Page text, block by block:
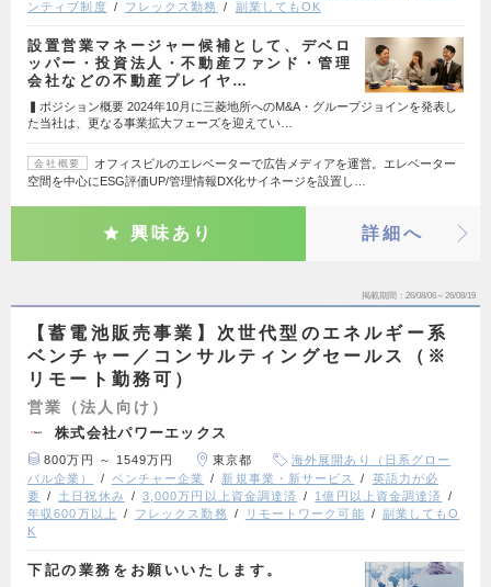
ンティブ制度
フレックス勤務 副業してもOK
設置営業マネージャー候補として、デベロ
ッパー・投資法人・不動産ファンド・管理
会社などの不動産プレイヤ…
▍ポジション概要 2024年10月に三菱地所へのM&A・グループジョインを発表し
た当社は、更なる事業拡大フェーズを迎えてい…
会社概要
オフィスビルのエレベーターで広告メディアを運営。エレベーター
空間を中心にESG評価UP/管理情報DX化サイネージを設置し…
興味あり 詳細へ
掲載期間 26/08/06～26/08/19
【蓄電池販売事業】次世代型のエネルギー系
ベンチャー／コンサルティングセールス（※
リモート勤務可）
営業（法人向け）
株式会社パワーエックス
800万円 ～ 1549万円 東京都
海外展開あり（日系グロー
バル企業）
ベンチャー企業 新規事業・新サービス
英語力が必
要
土日祝休み 3,000万円以上資金調達済
1億円以上資金調達済
年収600万以上
フレックス勤務 リモートワーク可能
副業してもO
K
下記の業務をお願いいたします。